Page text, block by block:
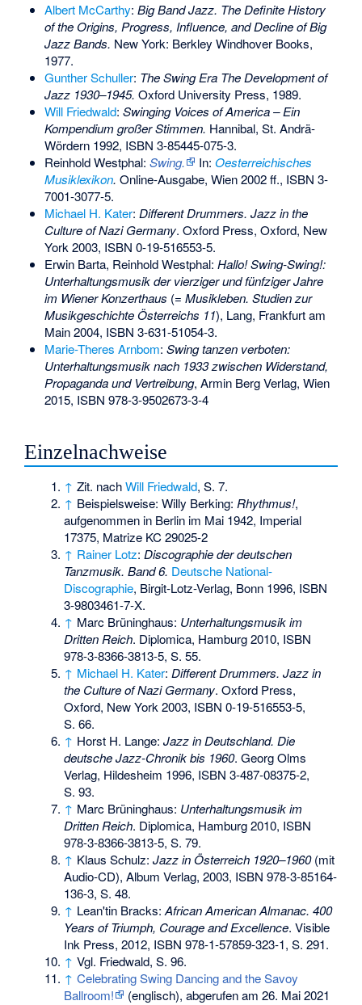
Albert McCarthy: Big Band Jazz. The Definite History
of the Origins, Progress, Influence, and Decline of Big
Jazz Bands. New York: Berkley Windhover Books,
1977.
Gunther Schuller: The Swing Era The Development of
Jazz 1930–1945. Oxford University Press, 1989.
Will Friedwald: Swinging Voices of America – Ein
Kompendium großer Stimmen. Hannibal, St. Andrä-
Wördern 1992, ISBN 3-85445-075-3.
Reinhold Westphal: Swing. In: Oesterreichisches
Musiklexikon. Online-Ausgabe, Wien 2002 ff., ISBN 3-
7001-3077-5.
Michael H. Kater: Different Drummers. Jazz in the
Culture of Nazi Germany. Oxford Press, Oxford, New
York 2003, ISBN 0-19-516553-5.
Erwin Barta, Reinhold Westphal: Hallo! Swing-Swing!:
Unterhaltungsmusik der vierziger und fünfziger Jahre
im Wiener Konzerthaus (= Musikleben. Studien zur
Musikgeschichte Österreichs 11), Lang, Frankfurt am
Main 2004, ISBN 3-631-51054-3.
Marie-Theres Arnbom: Swing tanzen verboten:
Unterhaltungsmusik nach 1933 zwischen Widerstand,
Propaganda und Vertreibung, Armin Berg Verlag, Wien
2015, ISBN 978-3-9502673-3-4
Einzelnachweise
↑ Zit. nachWill Friedwald, S. 7.
↑ Beispielsweise: Willy Berking: Rhythmus!,
aufgenommen in Berlin im Mai 1942, Imperial
17375, Matrize KC 29025-2
↑ Rainer Lotz:Discographie der deutschen
Tanzmusik. Band 6. Deutsche National-
Discographie, Birgit-Lotz-Verlag, Bonn 1996, ISBN
3-9803461-7-X.
↑ Marc Brüninghaus: Unterhaltungsmusik im
Dritten Reich. Diplomica, Hamburg 2010, ISBN
978-3-8366-3813-5, S. 55.
↑ Michael H. Kater:Different Drummers. Jazz in
the Culture of Nazi Germany. Oxford Press,
Oxford, New York 2003, ISBN 0-19-516553-5,
S. 66.
↑ Horst H. Lange:Jazz in Deutschland. Die
deutsche Jazz-Chronik bis 1960. Georg Olms
Verlag, Hildesheim 1996, ISBN 3-487-08375-2,
S. 93.
↑ Marc Brüninghaus: Unterhaltungsmusik im
Dritten Reich. Diplomica, Hamburg 2010, ISBN
978-3-8366-3813-5, S. 79.
↑ Klaus Schulz:Jazz in Österreich 1920–1960(mit
Audio-CD), Album Verlag, 2003, ISBN 978-3-85164-
136-3, S. 48.
↑ Lean'tin Bracks:African American Almanac. 400
Years of Triumph, Courage and Excellence. Visible
Ink Press, 2012, ISBN 978-1-57859-323-1, S. 291.
↑ Vgl. Friedwald, S. 96.
↑ Celebrating Swing Dancing and the Savoy
Ballroom!
(englisch), abgerufen am 26. Mai 2021